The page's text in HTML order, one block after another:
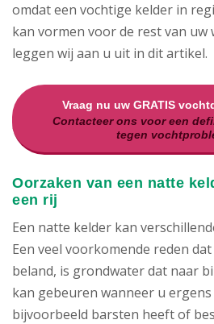
omdat een vochtige kelder in
kan vormen voor de rest van uw
leggen wij aan u uit in dit artikel.
Vraag nu uw GRATIS
Contacteer ons voor een
tegen
Oorzaken van een natte
een rij
Een natte kelder kan
Een veel voorkomende reden
beland, is grondwater dat naar
kan gebeuren wanneer u
bijvoorbeeld barsten heeft of